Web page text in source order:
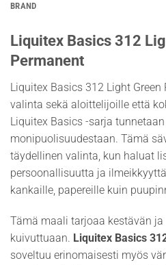
BRAND
Liquitex Basics 312
Permanent
Liquitex Basics 312 Light
valinta sekä aloittelijoille että
Liquitex Basics -sarja
monipuolisuudestaan. Tämä
täydellinen valinta, kun haluat
persoonallisuutta ja
kankaille, papereille kuin
Tämä maali tarjoaa kestävän
kuivuttuaan. Liquitex Basics
soveltuu erinomaisesti myös